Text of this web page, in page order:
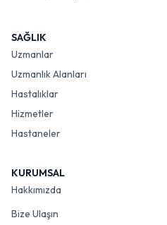
SAĞLIK
Uzmanlar
Uzmanlık Alanları
Hastalıklar
Hizmetler
Hastaneler
KURUMSAL
Hakkımızda
Bize Ulaşın